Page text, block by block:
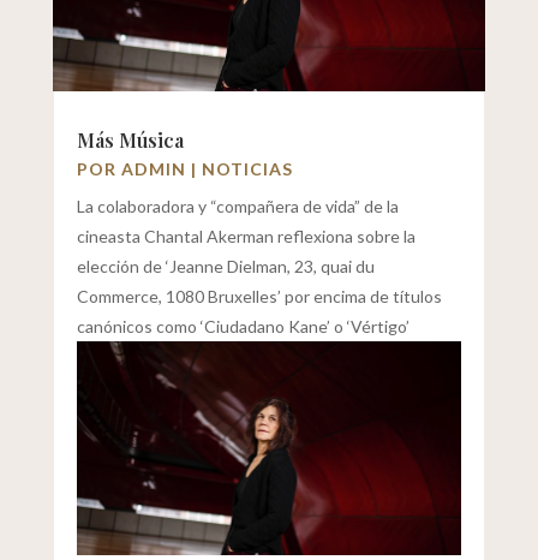
Más Música
POR ADMIN | NOTICIAS
La colaboradora y “compañera de vida” de la
cineasta Chantal Akerman reflexiona sobre la
elección de ‘Jeanne Dielman, 23, quai du
Commerce, 1080 Bruxelles’ por encima de títulos
canónicos como ‘Ciudadano Kane’ o ‘Vértigo’